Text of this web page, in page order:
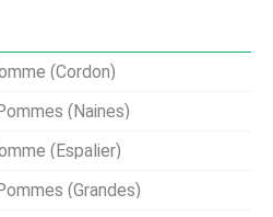
(cordon)
(naines)
(espalier)
(grandes)